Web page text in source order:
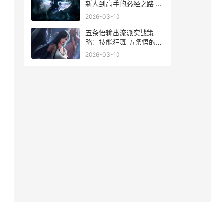
新人到高手的必经之路 武
将升阶有什么用
2026-03-10
五条悟输出流派实战策
略：技能狂舞 五条悟的大
招
2026-03-10